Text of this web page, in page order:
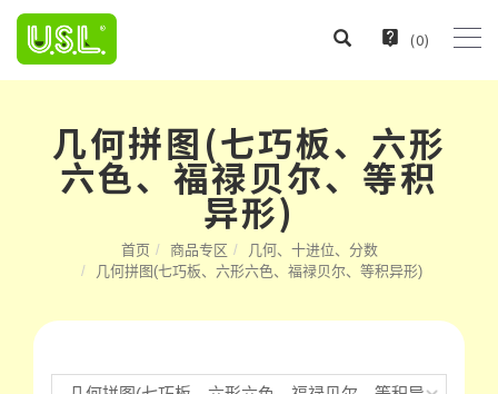
(0)
几何拼图(七巧板、六形
六色、福禄贝尔、等积
异形)
首页 商品专区
几何、十进位、分数
几何拼图(七巧板、六形六色、福禄贝尔、等积异形)